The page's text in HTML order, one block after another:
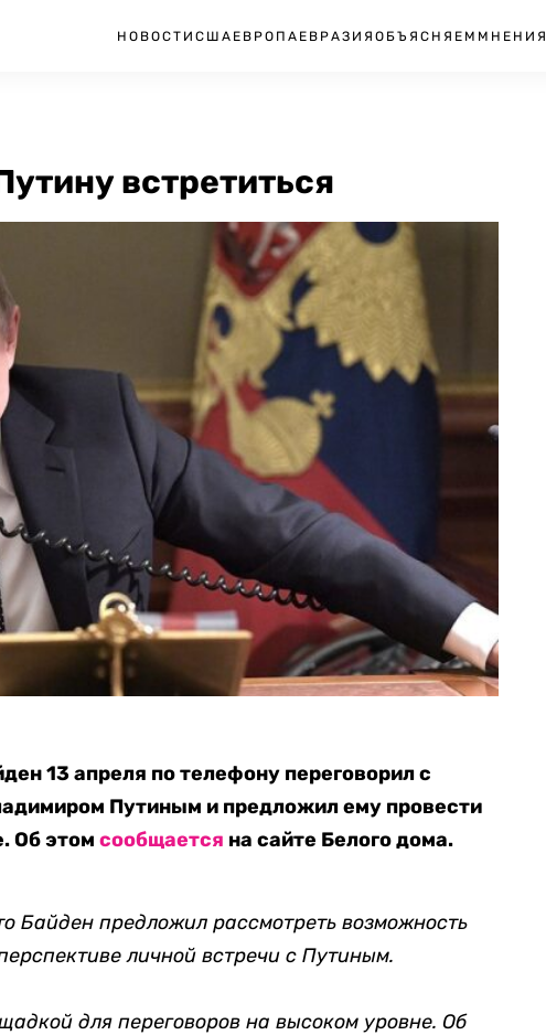
НОВОСТИ США ЕВРОПА ЕВРАЗИЯ ОБЪЯСНЯЕМ МНЕНИЯ
встретиться
13 апреля по телефону переговорил с
Путиным и предложил ему провести
Об этомсообщается на сайте Белого дома.
Байден предложил рассмотреть возможность
личной встречи с Путиным.
для переговоров на высоком уровне. Об